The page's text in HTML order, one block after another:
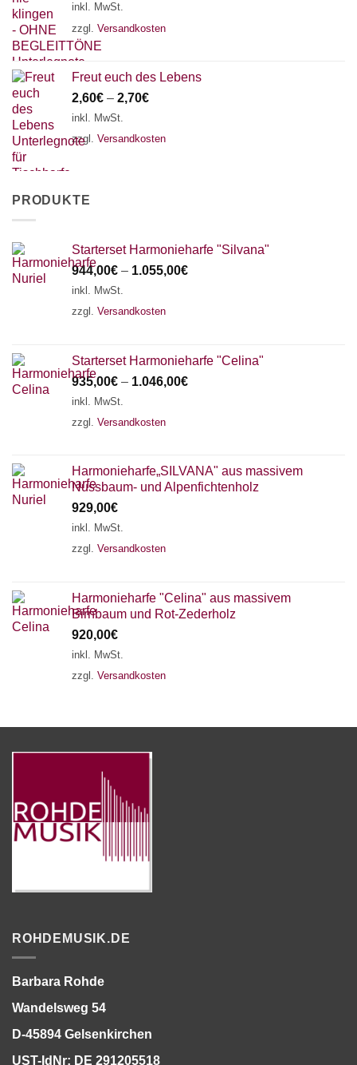
inkl. MwSt.
zzgl. Versandkosten
Freut euch des Lebens
2,60€ – 2,70€
inkl. MwSt.
zzgl. Versandkosten
PRODUKTE
Starterset Harmonieharfe "Silvana"
944,00€ – 1.055,00€
inkl. MwSt.
zzgl. Versandkosten
Starterset Harmonieharfe "Celina"
935,00€ – 1.046,00€
inkl. MwSt.
zzgl. Versandkosten
Harmonieharfe„SILVANA" aus massivem
Nussbaum- und Alpenfichtenholz
929,00€
inkl. MwSt.
zzgl. Versandkosten
Harmonieharfe "Celina" aus massivem
Birnbaum und Rot-Zederholz
920,00€
inkl. MwSt.
zzgl. Versandkosten
ROHDEMUSIK.DE
Barbara Rohde
Wandelsweg 54
D-45894 Gelsenkirchen
UST-IdNr: DE 291205518